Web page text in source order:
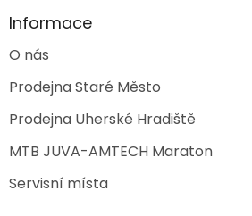
Informace
O nás
Prodejna Staré Město
Prodejna Uherské Hradiště
MTB JUVA-AMTECH Maraton
Servisní místa